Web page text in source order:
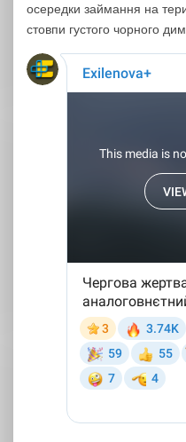
осередки займання на
стовпи густого чорного